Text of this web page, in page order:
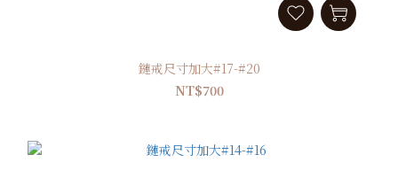
鏈戒尺寸加大#17-#20
NT$700